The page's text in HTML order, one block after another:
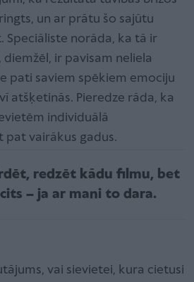
un ar prātu šo sajūtu
Speciāliste norāda, ka tā ir
diemžēl, ir pavisam neliela
pati saviem spēkiem emociju
atšķetinās. Pieredze rāda, ka
individuālā
pat vairākus gadus.
redzēt kādu filmu, bet
– ja ar mani to dara.
vai sievietei, kura cietusi